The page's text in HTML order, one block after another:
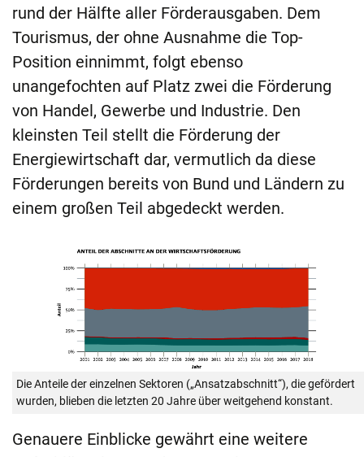
rund der Hälfte aller Förderausgaben. Dem
Tourismus, der ohne Ausnahme die Top-
Position einnimmt, folgt ebenso
unangefochten auf Platz zwei die Förderung
von Handel, Gewerbe und Industrie. Den
kleinsten Teil stellt die Förderung der
Energiewirtschaft dar, vermutlich da diese
Förderungen bereits von Bund und Ländern zu
einem großen Teil abgedeckt werden.
Die Anteile der einzelnen Sektoren („Ansatzabschnitt“), die gefördert
wurden, blieben die letzten 20 Jahre über weitgehend konstant.
Genauere Einblicke gewährt eine weitere